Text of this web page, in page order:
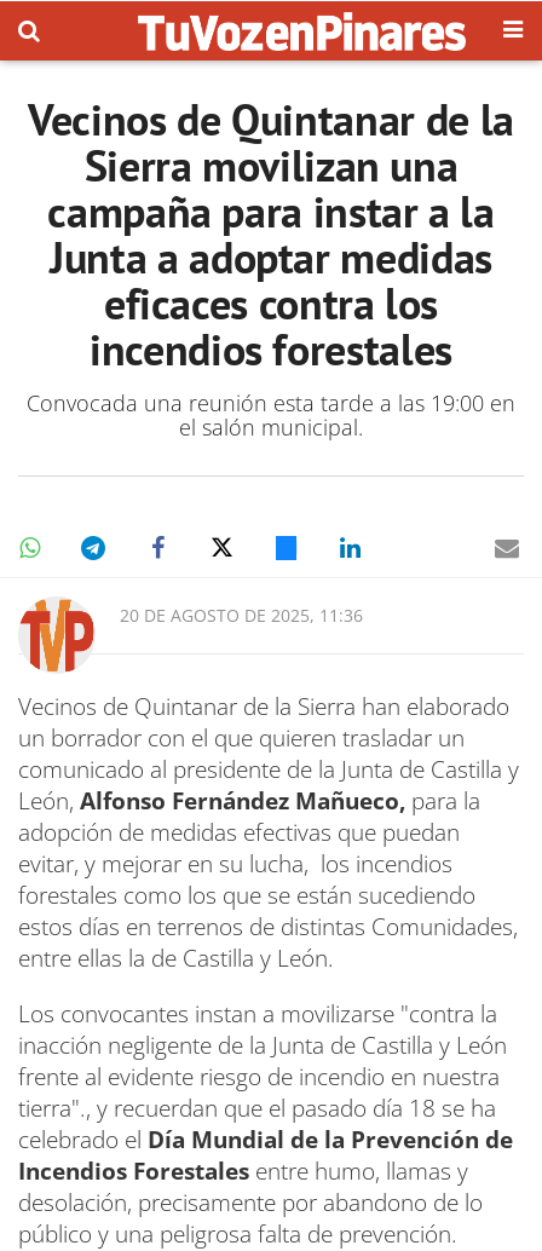
Vecinos de Quintanar de la
Sierra movilizan una
campaña para instar a la
Junta a adoptar medidas
eficaces contra los
incendios forestales
Convocada una reunión esta tarde a las 19:00 en
el salón municipal.
20 DE AGOSTO DE 2025, 11:36
Vecinos de Quintanar de la Sierra han elaborado
un borrador con el que quieren trasladar un
comunicado al presidente de la Junta de Castilla y
León, Alfonso Fernández Mañueco, para la
adopción de medidas efectivas que puedan
evitar, y mejorar en su lucha, los incendios
forestales como los que se están sucediendo
estos días en terrenos de distintas Comunidades,
entre ellas la de Castilla y León.
Los convocantes instan a movilizarse "contra la
inacción negligente de la Junta de Castilla y León
frente al evidente riesgo de incendio en nuestra
tierra"., y recuerdan que el pasado día 18 se ha
celebrado el Día Mundial de la Prevención de
Incendios Forestales entre humo, llamas y
desolación, precisamente por abandono de lo
público y una peligrosa falta de prevención.